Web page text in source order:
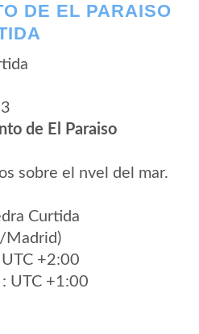
DE EL PARAISO
de El Paraiso
sobre el nvel del mar.
Curtida
Madrid)
+2:00
UTC +1:00